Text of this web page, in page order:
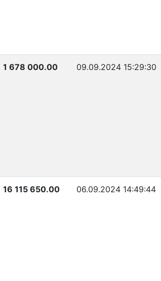
1 678 000.00 09.09.2024 15:29:30
16 115 650.00 06.09.2024 14:49:44